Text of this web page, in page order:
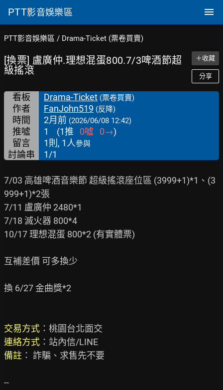
PTT影音娛樂區
PTT影音娛樂區 / Drama-Ticket (票卷買賣)
[換票] 盧廣仲.理想混蛋800.7/3啤酒節超
級搖滾
＋收藏
分享
看板 Drama-Ticket (票卷買賣)
作者 FanJohn519 (反降)
時間 2月前 (2026/06/08 12:42)
推噓 1 (1推 0噓 0→)
留言
1則, 1人參與
討論串 1/1
7/03 高雄啤酒音樂節 超級搖滾座位區 (3999+1)*1、(3
999+1)*2張
7/11 盧廣仲 2480*1
7/18 滅火器 800*4
10/17 理想混蛋 800*2 (有實體票)
互補差價 可多換少
換 6/27 金曲獎*2
交易方式
連絡方式
備註 ： 詐騙、求售先不要